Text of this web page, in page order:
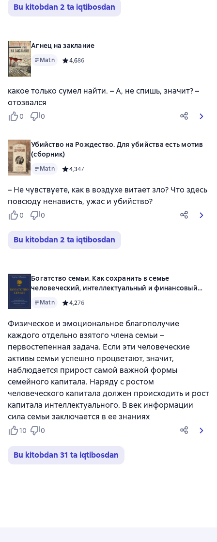
Bu kitobdan 2 ta iqtibosdan
Агнец на заклание
Matn Средний рейтинг 4,6 на основе 86 оценок
4,686
какое только сумел найти. – А, не спишь, значит? –
отозвался
0 0
Убийство на Рождество. Для убийства есть мотив
(сборник)
Matn Средний рейтинг 4,3 на основе 47 оценок
4,347
– Не чувствуете, как в воздухе витает зло? Что здесь
повсюду ненависть, ужас и убийство?
0 0
Bu kitobdan 2 ta iqtibosdan
Богатство семьи. Как сохранить в семье
человеческий, интеллектуальный и финансовый
Matn Средний рейтинг 4,2 на основе 76 оценок
4,276
Физическое и эмоциональное благополучие
каждого отдельно взятого члена семьи –
первостепенная задача. Если эти человеческие
активы семьи успешно процветают, значит,
наблюдается прирост самой важной формы
семейного капитала. Наряду с ростом
человеческого капитала должен происходить и рост
капитала интеллектуального. В век информации
сила семьи заключается в ее знаниях
10 0
Bu kitobdan 31 ta iqtibosdan